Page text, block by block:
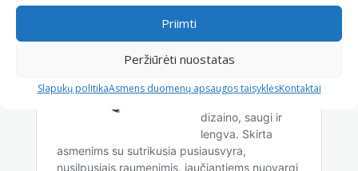
Priimti
Peržiūrėti nuostatas
Slapukų politikaAsmens duomenų apsaugos taisyklėsKontaktai